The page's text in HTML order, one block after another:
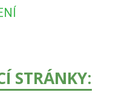
STRÁNKY: